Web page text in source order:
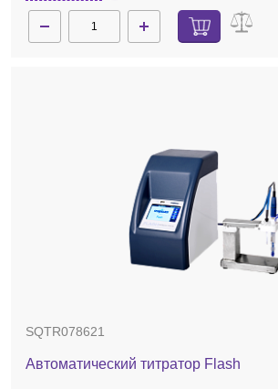
SQTR078621
Автоматический титратор Flash